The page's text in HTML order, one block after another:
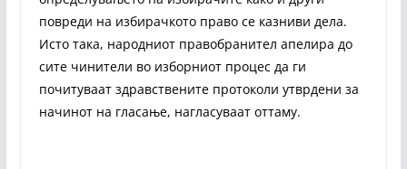
повреди на избирачкото право се казниви дела.
Исто така, народниот правобранител апелира до
сите чинители во изборниот процес да ги
почитуваат здравствените протоколи утврдени за
начинот на гласање, нагласуваат оттаму.